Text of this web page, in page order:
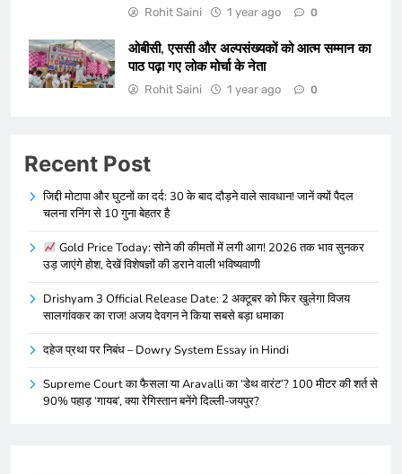
Rohit Saini 1 year ago 0
ओबीसी, एससी और अल्पसंख्यकों को आत्म सम्मान का
पाठ पढ़ा गए लोक मोर्चा के नेता
Rohit Saini 1 year ago 0
Recent Post
जिद्दी मोटापा और घुटनों का दर्द: 30 के बाद दौड़ने वाले सावधान! जानें क्यों पैदल
चलना रनिंग से 10 गुना बेहतर है
Gold Price Today: सोने की कीमतों में लगी आग! 2026 तक भाव सुनकर
उड़ जाएंगे होश, देखें विशेषज्ञों की डराने वाली भविष्यवाणी
Drishyam 3 Official Release Date: 2 अक्टूबर को फिर खुलेगा विजय
सालगांवकर का राज! अजय देवगन ने किया सबसे बड़ा धमाका
दहेज प्रथा पर निबंध – Dowry System Essay in Hindi
Supreme Court का फैसला या Aravalli का ‘डेथ वारंट’? 100 मीटर की शर्त से
90% पहाड़ ‘गायब’, क्या रेगिस्तान बनेंगे दिल्ली-जयपुर?